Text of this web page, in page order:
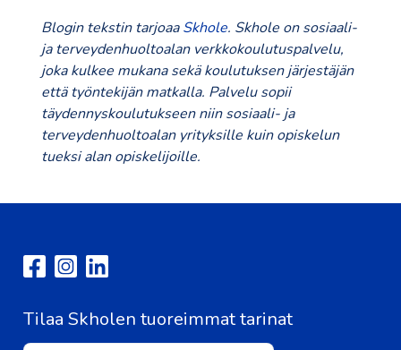
Blogin tekstin tarjoaaSkhole. Skhole on sosiaali-
ja terveydenhuoltoalan verkkokoulutuspalvelu,
joka kulkee mukana sekä koulutuksen järjestäjän
että työntekijän matkalla. Palvelu sopii
täydennyskoulutukseen niin sosiaali- ja
terveydenhuoltoalan yrityksille kuin opiskelun
tueksi alan opiskelijoille.
Tilaa Skholen tuoreimmat tarinat